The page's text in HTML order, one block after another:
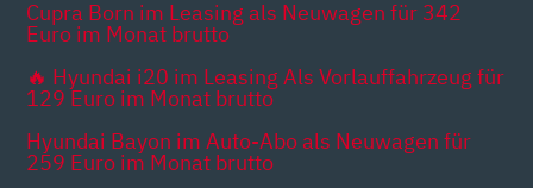
Cupra Born im Leasing als Neuwagen für 342
Euro im Monat brutto
🔥 Hyundai i20 im Leasing Als Vorlauffahrzeug für
129 Euro im Monat brutto
Hyundai Bayon im Auto-Abo als Neuwagen für
259 Euro im Monat brutto